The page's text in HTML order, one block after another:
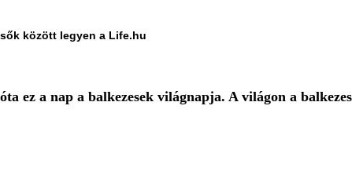
között legyen a Life.hu
ez a nap a balkezesek világnapja. A világon a